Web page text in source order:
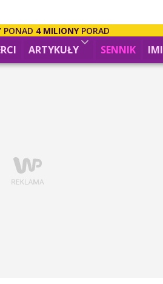
PONAD 4 MILIONYPORAD
ARTYKUŁY SENNIK